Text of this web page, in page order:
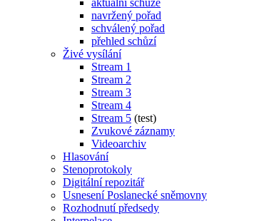
aktuální schůze
navržený pořad
schválený pořad
přehled schůzí
Živé vysílání
Stream 1
Stream 2
Stream 3
Stream 4
Stream 5 (test)
Zvukové záznamy
Videoarchiv
Hlasování
Stenoprotokoly
Digitální repozitář
Usnesení Poslanecké sněmovny
Rozhodnutí předsedy